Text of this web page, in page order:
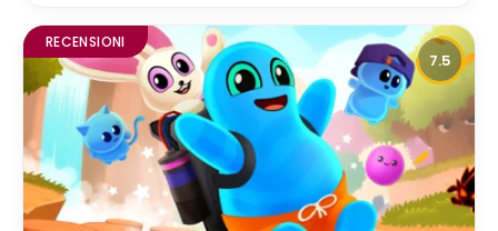
7.5
RECENSIONI